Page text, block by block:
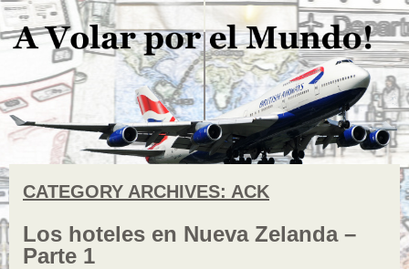
CATEGORY ARCHIVES: ACK
Los hoteles en Nueva Zelanda –
Parte 1